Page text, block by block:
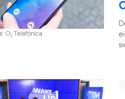
O2Telefónica